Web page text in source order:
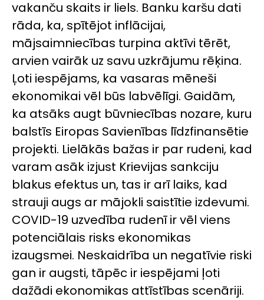
vakanču skaits ir liels. Banku karšu dati
rāda, ka, spītējot inflācijai,
mājsaimniecības turpina aktīvi tērēt,
arvien vairāk uz savu uzkrājumu rēķina.
Ļoti iespējams, ka vasaras mēneši
ekonomikai vēl būs labvēlīgi. Gaidām,
ka atsāks augt būvniecības nozare, kuru
balstīs Eiropas Savienības līdzfinansētie
projekti. Lielākās bažas ir par rudeni, kad
varam asāk izjust Krievijas sankciju
blakus efektus un, tas ir arī laiks, kad
strauji augs ar mājokli saistītie izdevumi.
COVID-19 uzvedība rudenī ir vēl viens
potenciālais risks ekonomikas
izaugsmei. Neskaidrība un negatīvie riski
gan ir augsti, tāpēc ir iespējami ļoti
dažādi ekonomikas attīstības scenāriji.